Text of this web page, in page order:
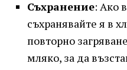
Съхранение: Ако
съхранявайте я в
повторно
мляко, за да